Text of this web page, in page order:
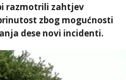
razmotrili zahtjev
zbog mogućnosti
dese novi incidenti.